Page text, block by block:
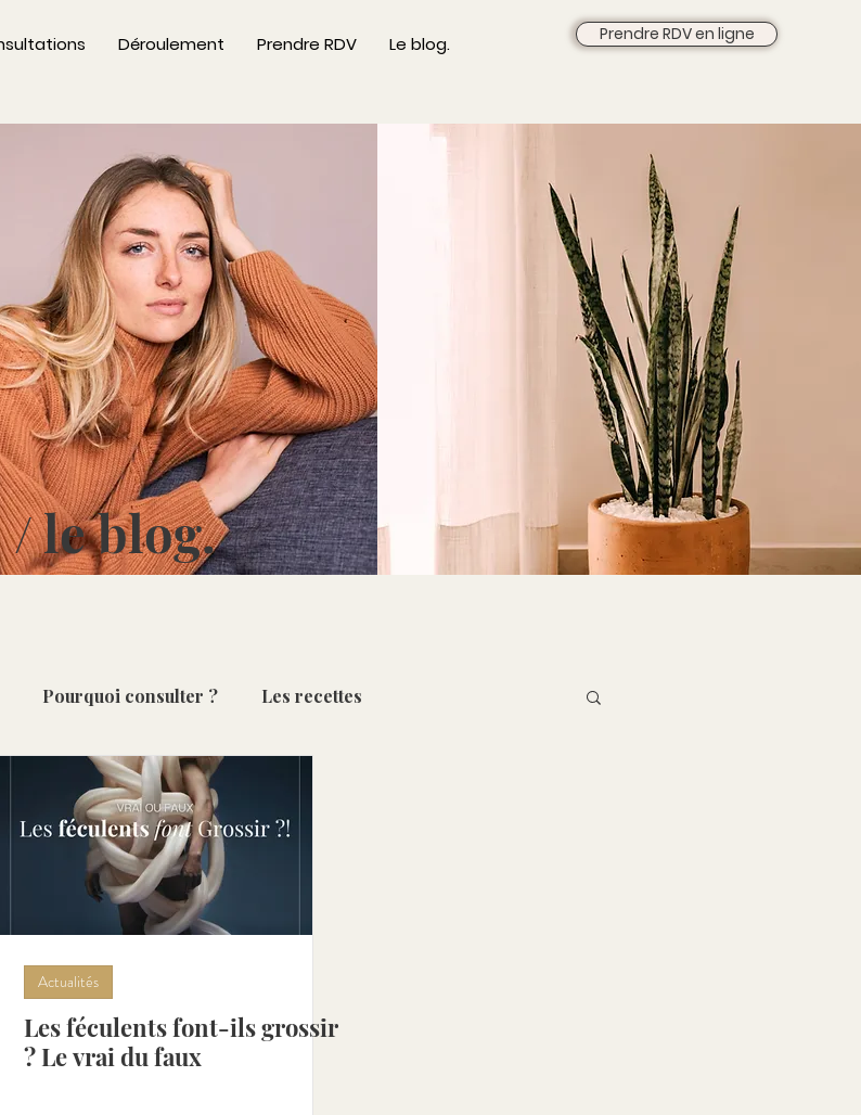
Déroulement Prendre RDV Le blog. Prendre RDV en ligne
/ le blog.
Pourquoi consulter ? Les recettes
Desserts & Douceurs
Poireau [Oct - Mar]
Aoû] Petits-pois [Avr - Juil] Poivron [Avr- Aoû]
Actualités
Les féculents font-ils grossir
? Le vrai du faux